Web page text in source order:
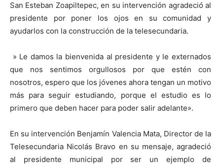
San Esteban Zoapiltepec, en su intervención agradeció al
presidente por poner los ojos en su comunidad y
ayudarlos con la construcción de la telesecundaria.
» Le damos la bienvenida al presidente y le externados
que nos sentimos orgullosos por que estén con
nosotros, espero que los jóvenes ahora tengan un motivo
más para seguir estudiando, porque el estudio es lo
primero que deben hacer para poder salir adelante».
En su intervención Benjamín Valencia Mata, Director de la
Telesecundaria Nicolás Bravo en su mensaje, agradeció
al presidente municipal por ser un ejemplo de